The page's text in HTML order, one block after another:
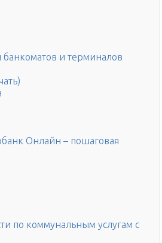
и терминалов
Онлайн – пошаговая
по коммунальным услугам с